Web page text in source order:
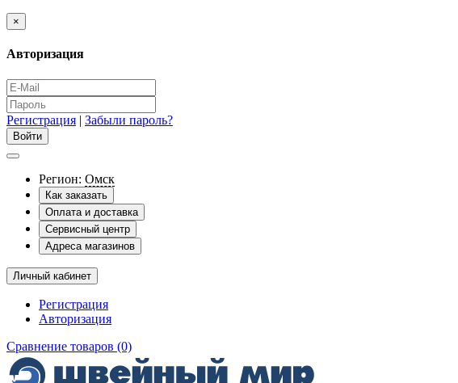
×
Авторизация
Регистрация | Забыли пароль?
Регион: Омск
Как заказать
Оплата и доставка
Сервисный центр
Адреса магазинов
Личный кабинет
Регистрация
Авторизация
Сравнение товаров (0)